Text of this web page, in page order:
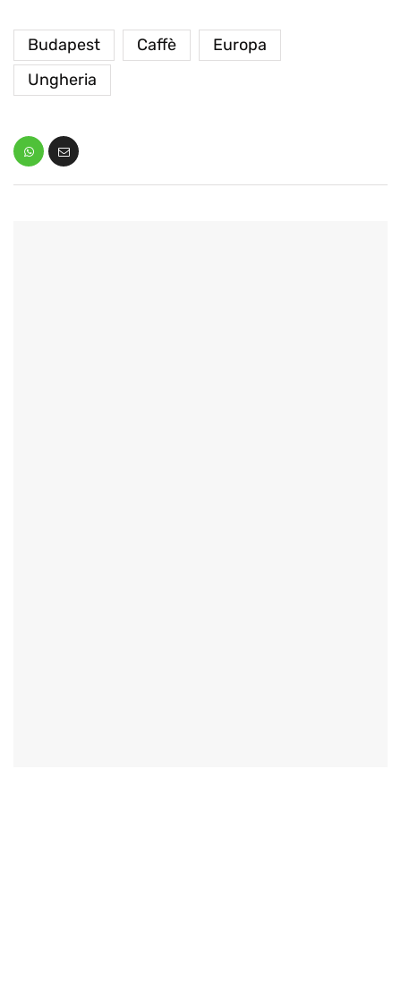
Budapest Caffè
Europa
Ungheria